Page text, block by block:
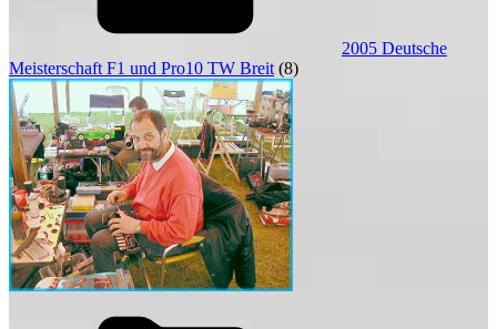
2005 Deutsche
Meisterschaft F1 und Pro10 TW Breit (8)